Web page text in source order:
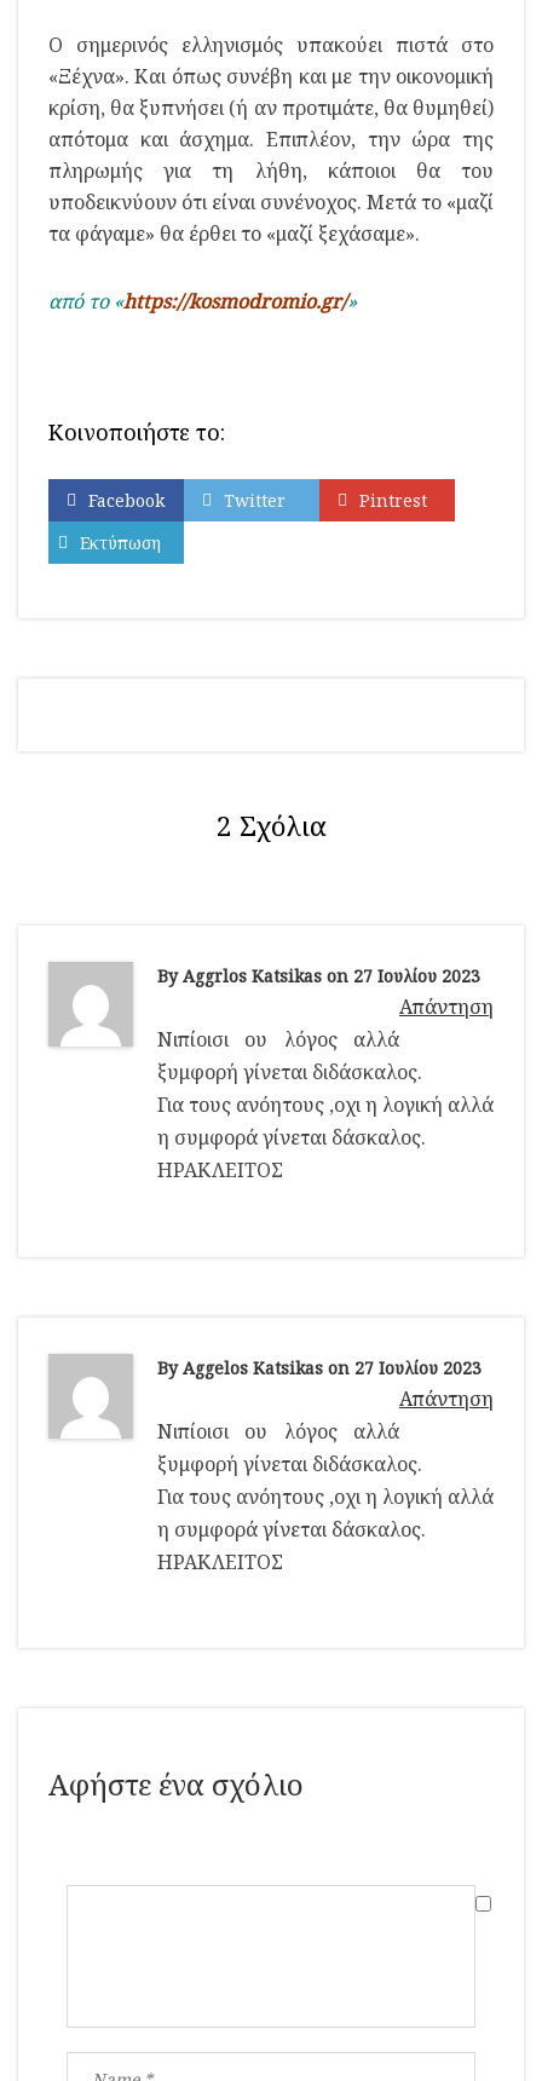
Ο σημερινός ελληνισμός υπακούει πιστά στο
«Ξέχνα». Και όπως συνέβη και με την οικονομική
κρίση, θα ξυπνήσει (ή αν προτιμάτε, θα θυμηθεί)
απότομα και άσχημα. Επιπλέον, την ώρα της
πληρωμής για τη λήθη, κάποιοι θα του
υποδεικνύουν ότι είναι συνένοχος. Μετά το «μαζί
τα φάγαμε» θα έρθει το «μαζί ξεχάσαμε».
από το «https://kosmodromio.gr/»
Κοινοποιήστε το:
Facebook Twitter
Pintrest
Εκτύπωση
2 Σχόλια
By Aggrlos Katsikas on 27 Ιουλίου 2023
Απάντηση
Νιπίοισι ου λόγος αλλά
ξυμφορή γίνεται διδάσκαλος.
Για τους ανόητους ,οχι η λογική αλλά
η συμφορά γίνεται δάσκαλος.
ΗΡΑΚΛΕΙΤΟΣ
By Aggelos Katsikas on 27 Ιουλίου 2023
Απάντηση
Νιπίοισι ου λόγος αλλά
ξυμφορή γίνεται διδάσκαλος.
Για τους ανόητους ,οχι η λογική αλλά
η συμφορά γίνεται δάσκαλος.
ΗΡΑΚΛΕΙΤΟΣ
Αφήστε ένα σχόλιο